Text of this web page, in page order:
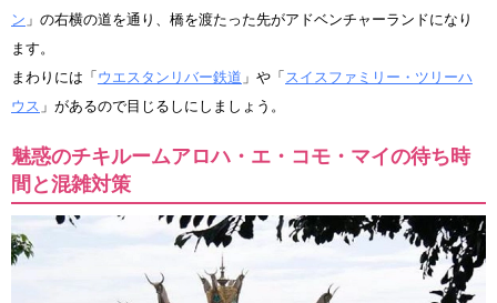
ン 」の右横の道を通り、橋を渡たった先がアドベンチャーランドになり
ます。
まわりには「 ウエスタンリバー鉄道 」や「 スイスファミリー・ツリーハ
ウス 」があるので目じるしにしましょう。
魅惑のチキルームアロハ・エ・コモ・マイの待ち時
間と混雑対策